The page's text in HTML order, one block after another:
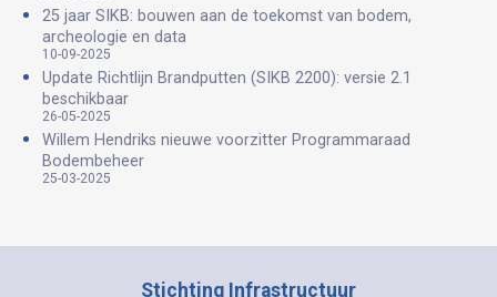
25 jaar SIKB: bouwen aan de toekomst van bodem,
archeologie en data
10-09-2025
Update Richtlijn Brandputten (SIKB 2200): versie 2.1
beschikbaar
26-05-2025
Willem Hendriks nieuwe voorzitter Programmaraad
Bodembeheer
25-03-2025
Stichting Infrastructuur